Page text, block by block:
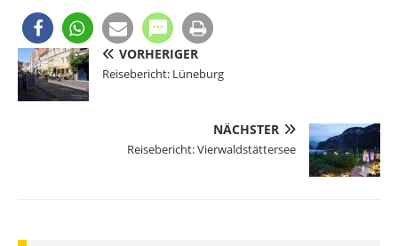
VORHERIGER
Reisebericht: Lüneburg
NÄCHSTER
Reisebericht: Vierwaldstättersee